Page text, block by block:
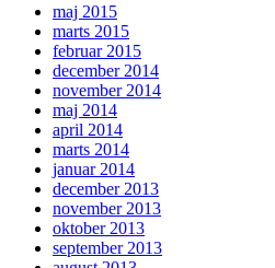
maj 2015
marts 2015
februar 2015
december 2014
november 2014
maj 2014
april 2014
marts 2014
januar 2014
december 2013
november 2013
oktober 2013
september 2013